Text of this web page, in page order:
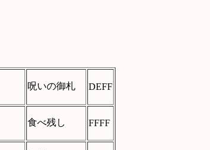
呪いの御札 DEFF
食べ残し FFFF